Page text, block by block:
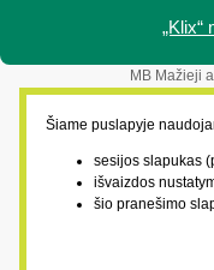
„Klix“
MB Mažieji
Šiame puslapyje
sesijos slapukas
išvaizdos
šio pranešimo